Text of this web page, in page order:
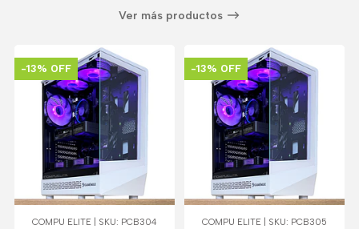
Ver más productos
-13% OFF
COMPU ELITE | SKU: PCB304
-13% OFF
COMPU ELITE | SKU: PCB305